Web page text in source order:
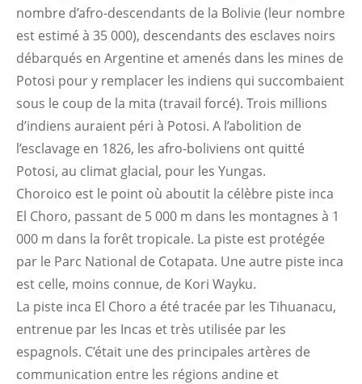
nombre d’afro-descendants de la Bolivie (leur nombre
est estimé à 35 000), descendants des esclaves noirs
débarqués en Argentine et amenés dans les mines de
Potosi pour y remplacer les indiens qui succombaient
sous le coup de la mita (travail forcé). Trois millions
d’indiens auraient péri à Potosi. A l’abolition de
l’esclavage en 1826, les afro-boliviens ont quitté
Potosi, au climat glacial, pour les Yungas.
Choroico est le point où aboutit la célèbre piste inca
El Choro, passant de 5 000 m dans les montagnes à 1
000 m dans la forêt tropicale. La piste est protégée
par le Parc National de Cotapata. Une autre piste inca
est celle, moins connue, de Kori Wayku.
La piste inca El Choro a été tracée par les Tihuanacu,
entrenue par les Incas et très utilisée par les
espagnols. C’était une des principales artères de
communication entre les régions andine et